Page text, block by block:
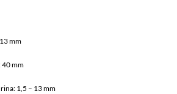
mm
40 mm
1,5 – 13 mm